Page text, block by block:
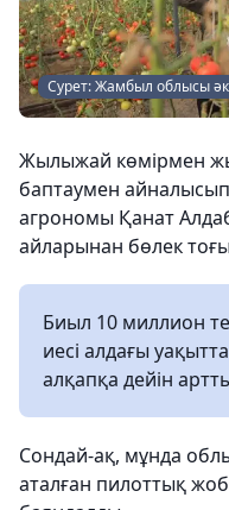
Сурет: Жамбыл облысы
Жылыжай көмірмен
баптаумен
агрономы Қанат
айларынан бөлек
Биыл 10 миллион
иесі алдағы
алқапқа дейін
Сондай-ақ, мұнда
аталған пилоттық